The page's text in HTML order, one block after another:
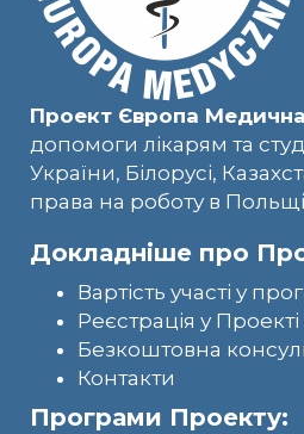
Проект Європа Медична
допомоги лікарям та
України, Білорусі,
права на роботу в
Докладніше про
Вартість участі у
Реєстрація у Проекті
Безкоштовна
Контакти
Програми Проекту: